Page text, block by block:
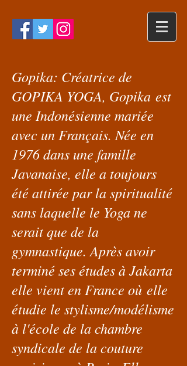
Gopika: Créatrice de
GOPIKA YOGA, Gopika est
une Indonésienne mariée
avec un Français. Née en
1976 dans une famille
Javanaise, elle a toujours
été attirée par la spiritualité
sans laquelle le Yoga ne
serait que de la
gymnastique. Après avoir
terminé ses études à Jakarta
elle vient en France où elle
étudie le stylisme/modélisme
à l'école de la chambre
syndicale de la couture